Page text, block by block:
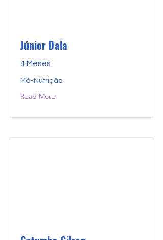
Júnior Dala
4 Meses
Má-Nutrição
Read More